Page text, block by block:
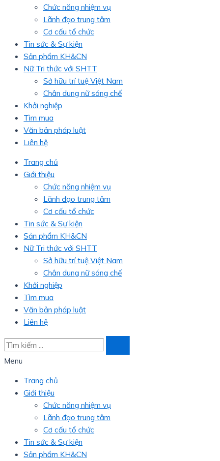
Chức năng nhiệm vụ
Lãnh đạo trung tâm
Cơ cấu tổ chức
Tin sức & Sự kiện
Sản phẩm KH&CN
Nữ Tri thức với SHTT
Sở hữu trí tuệ Việt Nam
Chân dung nữ sáng chế
Khởi nghiệp
Tìm mua
Văn bản pháp luật
Liên hệ
Trang chủ
Giới thiệu
Chức năng nhiệm vụ
Lãnh đạo trung tâm
Cơ cấu tổ chức
Tin sức & Sự kiện
Sản phẩm KH&CN
Nữ Tri thức với SHTT
Sở hữu trí tuệ Việt Nam
Chân dung nữ sáng chế
Khởi nghiệp
Tìm mua
Văn bản pháp luật
Liên hệ
Menu
Trang chủ
Giới thiệu
Chức năng nhiệm vụ
Lãnh đạo trung tâm
Cơ cấu tổ chức
Tin sức & Sự kiện
Sản phẩm KH&CN